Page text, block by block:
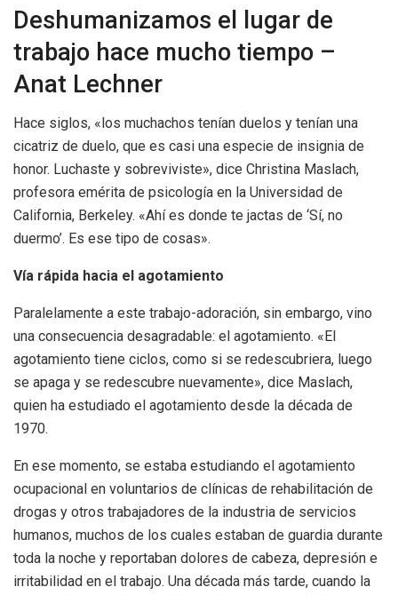
Deshumanizamos el lugar de
trabajo hace mucho tiempo –
Anat Lechner
Hace siglos, «los muchachos tenían duelos y tenían una
cicatriz de duelo, que es casi una especie de insignia de
honor. Luchaste y sobreviviste», dice Christina Maslach,
profesora emérita de psicología en la Universidad de
California, Berkeley. «Ahí es donde te jactas de ‘Sí, no
duermo’. Es ese tipo de cosas».
Vía rápida hacia el agotamiento
Paralelamente a este trabajo-adoración, sin embargo, vino
una consecuencia desagradable: el agotamiento. «El
agotamiento tiene ciclos, como si se redescubriera, luego
se apaga y se redescubre nuevamente», dice Maslach,
quien ha estudiado el agotamiento desde la década de
1970.
En ese momento, se estaba estudiando el agotamiento
ocupacional en voluntarios de clínicas de rehabilitación de
drogas y otros trabajadores de la industria de servicios
humanos, muchos de los cuales estaban de guardia durante
toda la noche y reportaban dolores de cabeza, depresión e
irritabilidad en el trabajo. Una década más tarde, cuando la